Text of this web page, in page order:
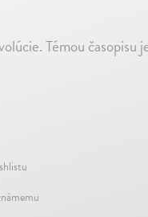
Témou